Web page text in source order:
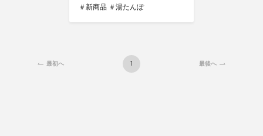
＃新商品 ＃湯たんぽ
最初へ 1 最後へ